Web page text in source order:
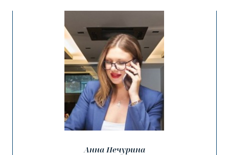
Анна Печурина